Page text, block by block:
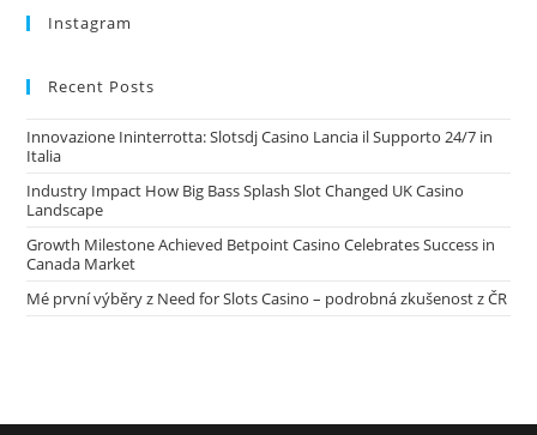
Instagram
Recent Posts
Innovazione Ininterrotta: Slotsdj Casino Lancia il Supporto 24/7 in
Italia
Industry Impact How Big Bass Splash Slot Changed UK Casino
Landscape
Growth Milestone Achieved Betpoint Casino Celebrates Success in
Canada Market
Mé první výběry z Need for Slots Casino – podrobná zkušenost z ČR